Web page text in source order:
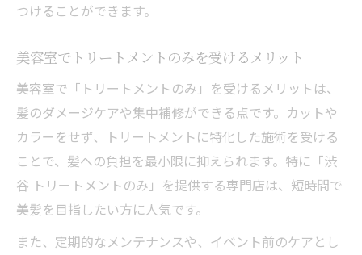
つけることができます。
美容室でトリートメントのみを受けるメリット
美容室で「トリートメントのみ」を受けるメリットは、
髪のダメージケアや集中補修ができる点です。カットや
カラーをせず、トリートメントに特化した施術を受ける
ことで、髪への負担を最小限に抑えられます。特に「渋
谷 トリートメントのみ」を提供する専門店は、短時間で
美髪を目指したい方に人気です。
また、定期的なメンテナンスや、イベント前のケアとし